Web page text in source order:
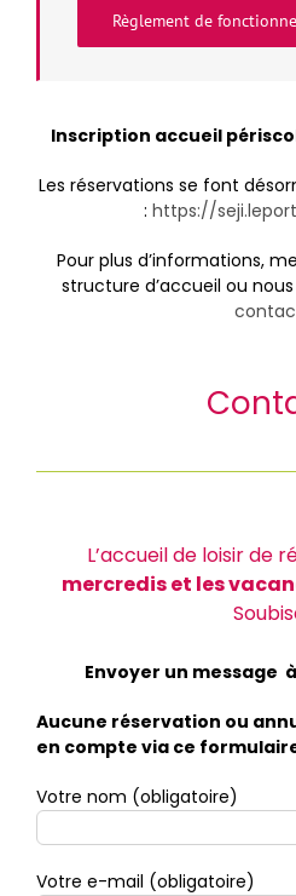
Règlement de
Inscription accueil
Les réservations se font
: https://
Pour plus d’informations,
structure d’accueil ou
L’accueil de loisir de
mercredis et les
Envoyer un message à
Aucune réservation ou
en compte via ce
Votre nom (obligatoire)
Votre e-mail (obligatoire)